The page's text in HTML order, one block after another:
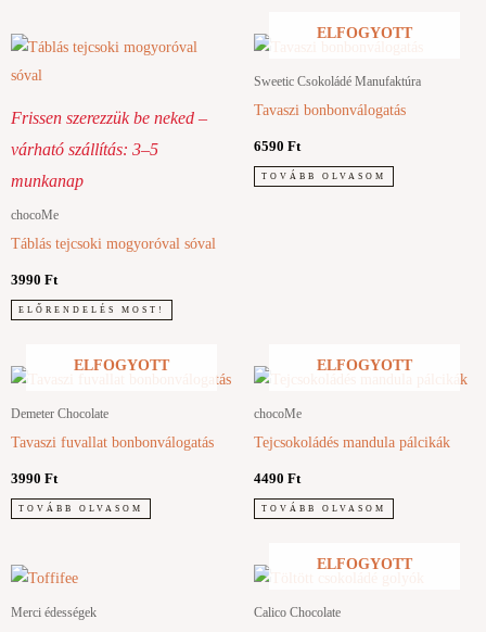
Frissen szerezzük be neked –
várható szállítás: 3–5
munkanap
chocoMe
Táblás tejcsoki mogyoróval sóval
3990 Ft
ELŐRENDELÉS MOST!
ELFOGYOTT
Sweetic Csokoládé Manufaktúra
Tavaszi bonbonválogatás
6590 Ft
TOVÁBB OLVASOM
ELFOGYOTT
Demeter Chocolate
Tavaszi fuvallat bonbonválogatás
3990 Ft
TOVÁBB OLVASOM
ELFOGYOTT
chocoMe
Tejcsokoládés mandula pálcikák
4490 Ft
TOVÁBB OLVASOM
Merci édességek
ELFOGYOTT
Calico Chocolate